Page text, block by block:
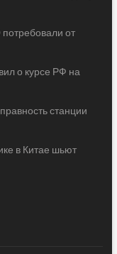
от
о курсе РФ на
станции
в Китае шьют